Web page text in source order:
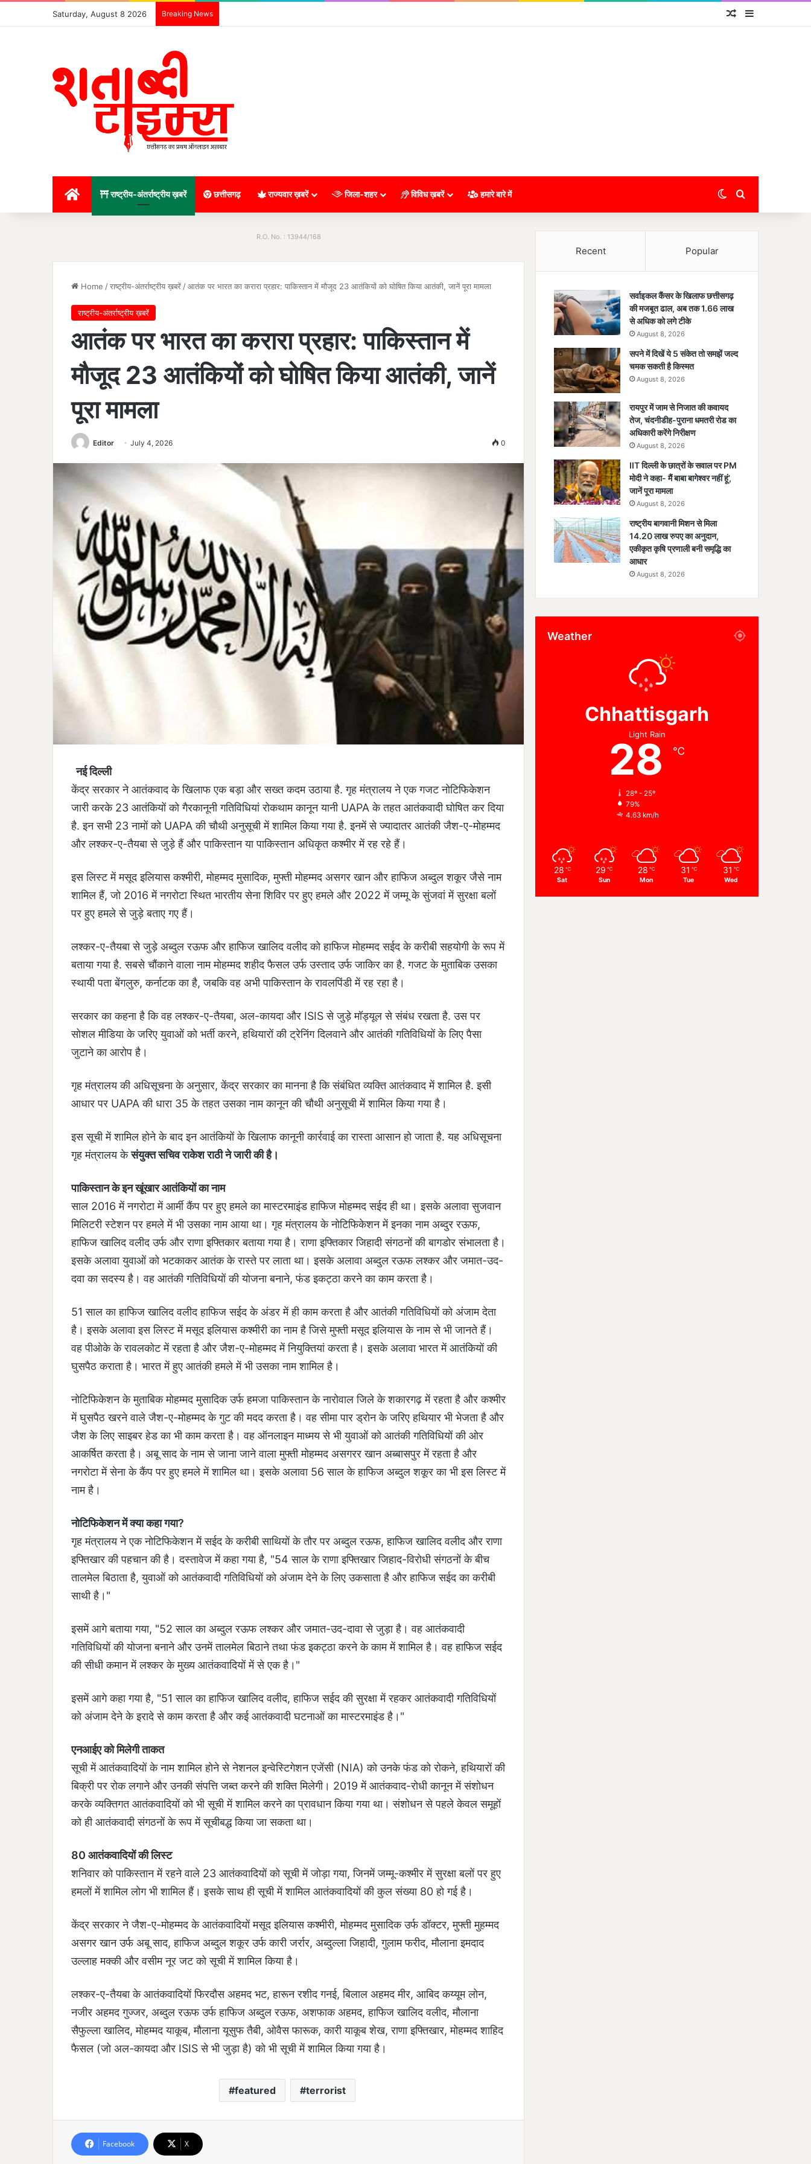
Saturday, August 8 2026 Breaking News Random Article
राष्ट्रीय-अंतर्राष्ट्रीय ख़बरें छत्तीसगढ़ राज्यवार ख़बरें जिला-शहर विविध ख़बरें हमारे बारे में Switch skin
R.O. No. : 13944/168
Home /राष्ट्रीय-अंतर्राष्ट्रीय ख़बरें /आतंक पर भारत का करारा प्रहार: पाकिस्तान में मौजूद 23 आतंकियों को घोषित किया आतंकी, जानें पूरा मामला
राष्ट्रीय-अंतर्राष्ट्रीय ख़बरें
आतंक पर भारत का करारा प्रहार: पाकिस्तान में
मौजूद 23 आतंकियों को घोषित किया आतंकी, जानें
पूरा मामला
Editor July 4, 2026 0
नई दिल्ली
केंद्र सरकार ने आतंकवाद के खिलाफ एक बड़ा और सख्त कदम उठाया है. गृह मंत्रालय ने एक गजट नोटिफिकेशन
जारी करके 23 आतंकियों को गैरकानूनी गतिविधियां रोकथाम कानून यानी UAPA के तहत आतंकवादी घोषित कर दिया
है. इन सभी 23 नामों को UAPA की चौथी अनुसूची में शामिल किया गया है. इनमें से ज्यादातर आतंकी जैश-ए-मोहम्मद
और लश्कर-ए-तैयबा से जुड़े हैं और पाकिस्तान या पाकिस्तान अधिकृत कश्मीर में रह रहे हैं।
इस लिस्ट में मसूद इलियास कश्मीरी, मोहम्मद मुसादिक, मुफ्ती मोहम्मद असगर खान और हाफिज अब्दुल शकूर जैसे नाम
शामिल हैं, जो 2016 में नगरोटा स्थित भारतीय सेना शिविर पर हुए हमले और 2022 में जम्मू के सुंजवां में सुरक्षा बलों
पर हुए हमले से जुड़े बताए गए हैं।
लश्कर-ए-तैयबा से जुड़े अब्दुल रऊफ और हाफिज खालिद वलीद को हाफिज मोहम्मद सईद के करीबी सहयोगी के रूप में
बताया गया है. सबसे चौंकाने वाला नाम मोहम्मद शहीद फैसल उर्फ उस्ताद उर्फ जाकिर का है. गजट के मुताबिक उसका
स्थायी पता बेंगलुरु, कर्नाटक का है, जबकि वह अभी पाकिस्तान के रावलपिंडी में रह रहा है।
सरकार का कहना है कि वह लश्कर-ए-तैयबा, अल-कायदा और ISIS से जुड़े मॉड्यूल से संबंध रखता है. उस पर
सोशल मीडिया के जरिए युवाओं को भर्ती करने, हथियारों की ट्रेनिंग दिलवाने और आतंकी गतिविधियों के लिए पैसा
जुटाने का आरोप है।
गृह मंत्रालय की अधिसूचना के अनुसार, केंद्र सरकार का मानना है कि संबंधित व्यक्ति आतंकवाद में शामिल है. इसी
आधार पर UAPA की धारा 35 के तहत उसका नाम कानून की चौथी अनुसूची में शामिल किया गया है।
इस सूची में शामिल होने के बाद इन आतंकियों के खिलाफ कानूनी कार्रवाई का रास्ता आसान हो जाता है. यह अधिसूचना
गृह मंत्रालय केसंयुक्त सचिव राकेश राठी ने जारी की है।
पाकिस्तान के इन खूंखार आतंकियों का नाम
साल 2016 में नगरोटा में आर्मी कैंप पर हुए हमले का मास्टरमाइंड हाफिज मोहम्मद सईद ही था। इसके अलावा सुजवान
मिलिटरी स्टेशन पर हमले में भी उसका नाम आया था। गृह मंत्रालय के नोटिफिकेशन में इनका नाम अब्दुर रऊफ,
हाफिज खालिद वलीद उर्फ और राणा इफ्तिकार बताया गया है। राणा इफ्तिकार जिहादी संगठनों की बागडोर संभालता है।
इसके अलावा युवाओं को भटकाकर आतंक के रास्ते पर लाता था। इसके अलावा अब्दुल रऊफ लश्कर और जमात-उद-
दवा का सदस्य है। वह आतंकी गतिविधियों की योजना बनाने, फंड इकट्ठा करने का काम करता है।
51 साल का हाफिज खालिद वलीद हाफिज सईद के अंडर में ही काम करता है और आतंकी गतिविधियों को अंजाम देता
है। इसके अलावा इस लिस्ट में मसूद इलियास कश्मीरी का नाम है जिसे मुफ्ती मसूद इलियास के नाम से भी जानते हैं।
वह पीओके के रावलकोट में रहता है और जैश-ए-मोहम्मद में नियुक्तियां करता है। इसके अलावा भारत में आतंकियों की
घुसपैठ कराता है। भारत में हुए आतंकी हमले में भी उसका नाम शामिल है।
नोटिफिकेशन के मुताबिक मोहम्मद मुसादिक उर्फ हमजा पाकिस्तान के नारोवाल जिले के शकारगढ़ में रहता है और कश्मीर
में घुसपैठ खरने वाले जैश-ए-मोहम्मद के गुट की मदद करता है। वह सीमा पार ड्रोन के जरिए हथियार भी भेजता है और
जैश के लिए साइबर हेड का भी काम करता है। वह ऑनलाइन माध्मय से भी युवाओं को आतंकी गतिविधियों की ओर
आकर्षित करता है। अबू साद के नाम से जाना जाने वाला मुफ्ती मोहम्मद असगरर खान अब्बासपुर में रहता है और
नगरोटा में सेना के कैंप पर हुए हमले में शामिल था। इसके अलावा 56 साल के हाफिज अब्दुल शकूर का भी इस लिस्ट में
नाम है।
नोटिफिकेशन में क्या कहा गया?
गृह मंत्रालय ने एक नोटिफिकेशन में सईद के करीबी साथियों के तौर पर अब्दुल रऊफ, हाफिज खालिद वलीद और राणा
इफ्तिखार की पहचान की है। दस्तावेज में कहा गया है, "54 साल के राणा इफ्तिखार जिहाद-विरोधी संगठनों के बीच
तालमेल बिठाता है, युवाओं को आतंकवादी गतिविधियों को अंजाम देने के लिए उकसाता है और हाफिज सईद का करीबी
साथी है।"
इसमें आगे बताया गया, "52 साल का अब्दुल रऊफ लश्कर और जमात-उद-दावा से जुड़ा है। वह आतंकवादी
गतिविधियों की योजना बनाने और उनमें तालमेल बिठाने तथा फंड इकट्ठा करने के काम में शामिल है। वह हाफिज सईद
की सीधी कमान में लश्कर के मुख्य आतंकवादियों में से एक है।"
इसमें आगे कहा गया है, "51 साल का हाफिज खालिद वलीद, हाफिज सईद की सुरक्षा में रहकर आतंकवादी गतिविधियों
को अंजाम देने के इरादे से काम करता है और कई आतंकवादी घटनाओं का मास्टरमाइंड है।"
एनआईए को मिलेगी ताकत
सूची में आतंकवादियों के नाम शामिल होने से नेशनल इन्वेस्टिगेशन एजेंसी (NIA) को उनके फंड को रोकने, हथियारों की
बिक्री पर रोक लगाने और उनकी संपत्ति जब्त करने की शक्ति मिलेगी। 2019 में आतंकवाद-रोधी कानून में संशोधन
करके व्यक्तिगत आतंकवादियों को भी सूची में शामिल करने का प्रावधान किया गया था। संशोधन से पहले केवल समूहों
को ही आतंकवादी संगठनों के रूप में सूचीबद्ध किया जा सकता था।
80 आतंकवादियों की लिस्ट
शनिवार को पाकिस्तान में रहने वाले 23 आतंकवादियों को सूची में जोड़ा गया, जिनमें जम्मू-कश्मीर में सुरक्षा बलों पर हुए
हमलों में शामिल लोग भी शामिल हैं। इसके साथ ही सूची में शामिल आतंकवादियों की कुल संख्या 80 हो गई है।
केंद्र सरकार ने जैश-ए-मोहम्मद के आतंकवादियों मसूद इलियास कश्मीरी, मोहम्मद मुसादिक उर्फ डॉक्टर, मुफ्ती मुहम्मद
असगर खान उर्फ अबू साद, हाफिज अब्दुल शकूर उर्फ कारी जर्रार, अब्दुल्ला जिहादी, गुलाम फरीद, मौलाना इमदाद
उल्लाह मक्की और वसीम नूर जट को सूची में शामिल किया है।
लश्कर-ए-तैयबा के आतंकवादियों फिरदौस अहमद भट, हारून रशीद गनई, बिलाल अहमद मीर, आबिद कय्यूम लोन,
नजीर अहमद गुज्जर, अब्दुल रऊफ उर्फ हाफिज अब्दुल रऊफ, अशफाक अहमद, हाफिज खालिद वलीद, मौलाना
सैफुल्ला खालिद, मोहम्मद याकूब, मौलाना यूसुफ तैबी, ओवैस फारूक, कारी याकूब शेख, राणा इफ्तिखार, मोहम्मद शाहिद
फैसल (जो अल-कायदा और ISIS से भी जुड़ा है) को भी सूची में शामिल किया गया है।
featured terrorist
Facebook X
Recent Popular
सर्वाइकल कैंसर के खिलाफ छत्तीसगढ़
की मजबूत ढाल, अब तक 1.66 लाख
से अधिक को लगे टीके
August 8, 2026
सपने में दिखें ये 5 संकेत तो समझें जल्द
चमक सकती है किस्मत
August 8, 2026
रायपुर में जाम से निजात की कवायद
तेज, चंदनीडीह-पुराना धमतरी रोड का
अधिकारी करेंगे निरीक्षण
August 8, 2026
IIT दिल्ली के छात्रों के सवाल पर PM
मोदी ने कहा- मैं बाबा बागेश्वर नहीं हूं’,
जानें पूरा मामला
August 8, 2026
राष्ट्रीय बागवानी मिशन से मिला
14.20 लाख रुपए का अनुदान,
एकीकृत कृषि प्रणाली बनी समृद्धि का
आधार
August 8, 2026
Weather
Chhattisgarh
Light Rain
28 ℃
28º - 25º
79%
4.63 km/h
28 ℃
Sat
29 ℃
Sun
28 ℃
Mon
31 ℃
Tue
31 ℃
Wed